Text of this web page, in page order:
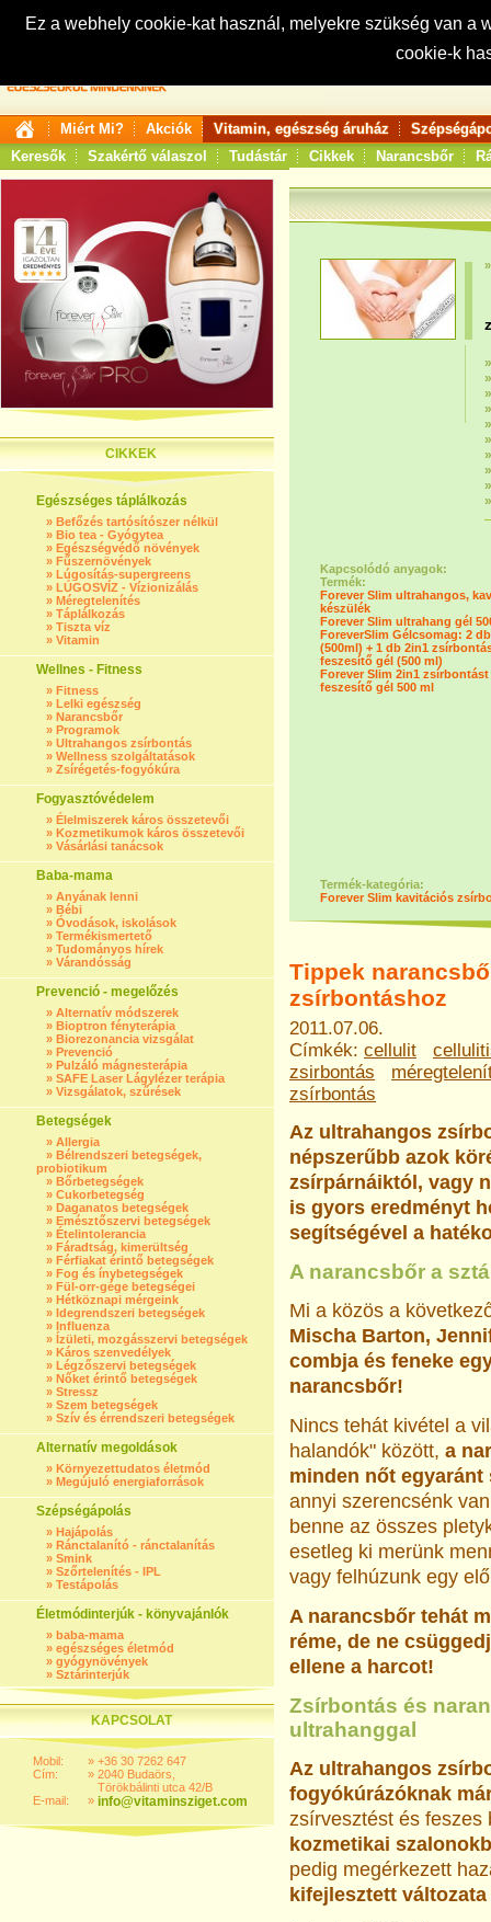
Ez a webhely cookie-kat használ, melyekre szükség van
cookie-k
Keresés:
Miért Mi? Akciók Vitamin, egészség áruház
Keresők
Szakértő válaszol Tudástár Cikkek Narancsbőr
CIKKEK
Egészséges táplálkozás
» Befőzés tartósítószer nélkül
» Bio tea - Gyógytea
» Egészségvédő növények
» Fűszernövények
» Lúgosítás-supergreens
» LÚGOSVÍZ - Vízionizálás
» Méregtelenítés
» Táplálkozás
» Tiszta víz
» Vitamin
Wellnes - Fitness
» Fitness
» Lelki egészség
» Narancsbőr
» Programok
» Ultrahangos zsírbontás
» Wellness szolgáltatások
» Zsírégetés-fogyókúra
Fogyasztóvédelem
» Élelmiszerek káros összetevői
» Kozmetikumok káros összetevői
» Vásárlási tanácsok
Baba-mama
» Anyának lenni
» Bébi
» Óvodások, iskolások
» Termékismertető
» Tudományos hírek
» Várandósság
Prevenció - megelőzés
» Alternatív módszerek
» Bioptron fényterápia
» Biorezonancia vizsgálat
» Prevenció
» Pulzáló mágnesterápia
» SAFE Laser Lágylézer terápia
» Vizsgálatok, szűrések
Betegségek
» Allergia
» Bélrendszeri betegségek,
probiotikum
» Bőrbetegségek
» Cukorbetegség
» Daganatos betegségek
» Emésztőszervi betegségek
» Ételintolerancia
» Fáradtság, kimerültség
» Férfiakat érintő betegségek
» Fog és ínybetegségek
» Fül-orr-gége betegségei
» Hétköznapi mérgeink
» Idegrendszeri betegségek
» Influenza
» Ízületi, mozgásszervi betegségek
» Káros szenvedélyek
» Légzőszervi betegségek
» Nőket érintő betegségek
» Stressz
» Szem betegségek
» Szív és érrendszeri betegségek
Alternatív megoldások
» Környezettudatos életmód
» Megújuló energiaforrások
Szépségápolás
» Hajápolás
» Ránctalanító - ránctalanítás
» Smink
» Szőrtelenítés - IPL
» Testápolás
Életmódinterjúk - könyvajánlók
» baba-mama
» egészséges életmód
» gyógynövények
» Sztárinterjúk
KAPCSOLAT
Mobil:
Cím:
E-mail:
»
»
»
+36 30 7262 647
2040 Budaörs,
Törökbálinti utca 42/B
info@vitaminsziget.com
Kapcsolódó anyagok:
Termék:
Forever Slim ultrahangos,
készülék
Forever Slim ultrahang gél
ForeverSlim Gélcsomag: 2
(500ml) + 1 db 2in1
feszesítő gél (500 ml)
Forever Slim 2in1
feszesítő gél 500 ml
Termék-kategória:
Forever Slim kavitációs
Tippek
zsírbontáshoz
2011.07.06.
Címkék: cellulit
zsirbontás
zsírbontás
Az ultrahangos
népszerűbb azok
zsírpárnáiktól, vagy
is gyors eredményt
segítségével a
A narancsbőr a
Mi a közös a
Mischa Barton,
combja és feneke
narancsbőr!
Nincs tehát kivétel a
halandók" között, a
minden nőt egyaránt
annyi szerencsénk
benne az összes
esetleg ki merünk
vagy felhúzunk egy
A narancsbőr tehát
réme, de ne
ellene a harcot!
Zsírbontás és
ultrahanggal
Az ultrahangos
fogyókúrázóknak
zsírvesztést és feszes
kozmetikai
pedig megérkezett
kifejlesztett